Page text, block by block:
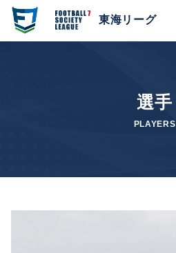
東海リーグ
選手
PLAYERS